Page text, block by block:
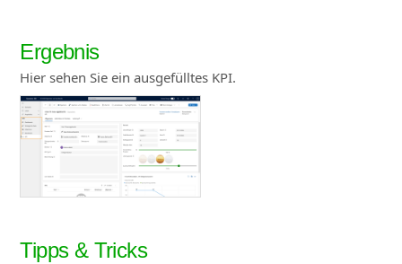
Ergebnis
Hier sehen Sie ein ausgefülltes KPI.
Tipps & Tricks